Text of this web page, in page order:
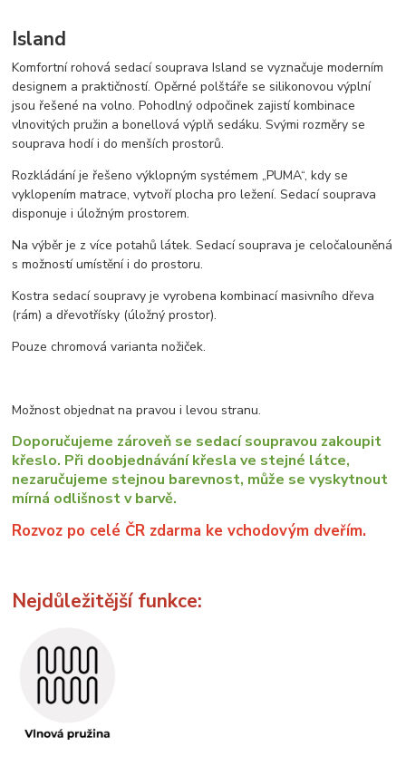
Island
Komfortní rohová sedací souprava Island se vyznačuje moderním
designem a praktičností. Opěrné polštáře se silikonovou výplní
jsou řešené na volno. Pohodlný odpočinek zajistí kombinace
vlnovitých pružin a bonellová výplň sedáku. Svými rozměry se
souprava hodí i do menších prostorů.
Rozkládání je řešeno výklopným systémem „PUMA“, kdy se
vyklopením matrace, vytvoří plocha pro ležení. Sedací souprava
disponuje i úložným prostorem.
Na výběr je z více potahů látek. Sedací souprava je celočalouněná
s možností umístění i do prostoru.
Kostra sedací soupravy je vyrobena kombinací masivního dřeva
(rám) a dřevotřísky (úložný prostor).
Pouze chromová varianta nožiček.
Možnost objednat na pravou i levou stranu.
Doporučujeme zároveň se sedací soupravou zakoupit
křeslo. Při doobjednávání křesla ve stejné látce,
nezaručujeme stejnou barevnost, může se vyskytnout
mírná odlišnost v barvě.
Rozvoz po celé ČR zdarma ke vchodovým dveřím.
Nejdůležitější funkce: